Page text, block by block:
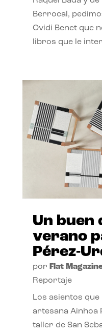
Berrocal,
Ovidi Benet que
libros que le
Un buen
verano
Pérez-
por Flat
Reportaje
Los asientos
artesana Ainhoa
taller de San